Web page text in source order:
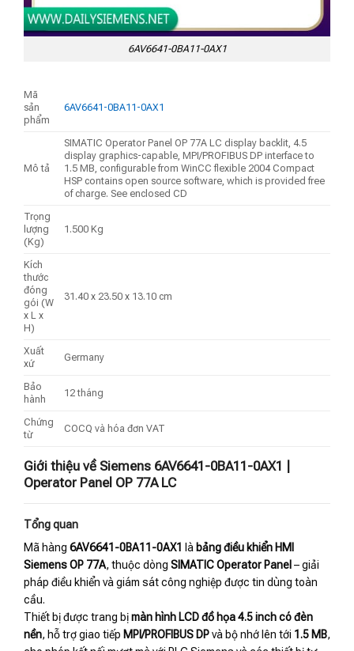
6AV6641-0BA11-0AX1
Mã
sản
phẩm
6AV6641-0BA11-0AX1
Mô tả
SIMATIC Operator Panel OP 77A LC display backlit, 4.5
display graphics-capable, MPI/PROFIBUS DP interface to
1.5 MB, configurable from WinCC flexible 2004 Compact
HSP contains open source software, which is provided free
of charge. See enclosed CD
Trọng
lượng
(Kg)
1.500 Kg
Kích
thước
đóng
gói (W
x L x
H)
31.40 x 23.50 x 13.10 cm
Xuất
xứ
Germany
Bảo
hành
12 tháng
Chứng
từ
COCQ và hóa đơn VAT
Giới thiệu về Siemens 6AV6641-0BA11-0AX1 |
Operator Panel OP 77A LC
Tổng quan
Mã hàng 6AV6641-0BA11-0AX1 là bảng điều khiển HMI
Siemens OP 77A, thuộc dòng SIMATIC Operator Panel – giải
pháp điều khiển và giám sát công nghiệp được tin dùng toàn
cầu.
Thiết bị được trang bịmàn hình LCD đồ họa 4.5 inch có đèn
nền, hỗ trợ giao tiếp MPI/PROFIBUS DPvà bộ nhớ lên tới 1.5 MB,